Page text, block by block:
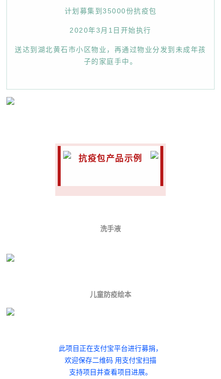
计划募集到35000份抗疫包
2020年3月1日开始执行
送达到湖北黄石市小区物业，再通过物业分发到未成年孩
子的家庭手中。
抗疫包产品示例
洗手液
儿童防疫绘本
此项目正在支付宝平台进行募捐，
欢迎保存二维码 用支付宝扫描
支持项目并查看项目进展。